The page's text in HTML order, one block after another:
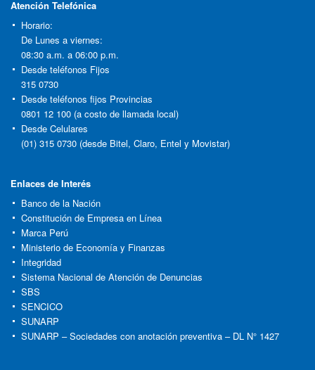
Atención Telefónica
Horario:
De Lunes a viernes:
08:30 a.m. a 06:00 p.m.
Desde teléfonos Fijos
315 0730
Desde teléfonos fijos Provincias
0801 12 100 (a costo de llamada local)
Desde Celulares
(01) 315 0730 (desde Bitel, Claro, Entel y Movistar)
Enlaces de Interés
Banco de la Nación
Constitución de Empresa en Línea
Marca Perú
Ministerio de Economía y Finanzas
Integridad
Sistema Nacional de Atención de Denuncias
SBS
SENCICO
SUNARP
SUNARP – Sociedades con anotación preventiva – DL N° 1427